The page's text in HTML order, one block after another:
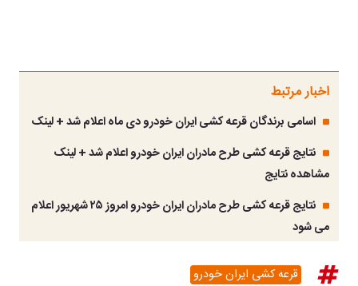
اخبار مرتبط
اسامی برندگان قرعه کشی ایران خودرو دی ماه اعلام شد + لینک
نتایج قرعه کشی طرح مادران ایران خودرو اعلام شد + لینک
مشاهده نتایج
نتایج قرعه‌ کشی طرح مادران ایران‌ خودرو امروز ۲۵ شهریور اعلام
می شود
قرعه کشی ایران خودرو